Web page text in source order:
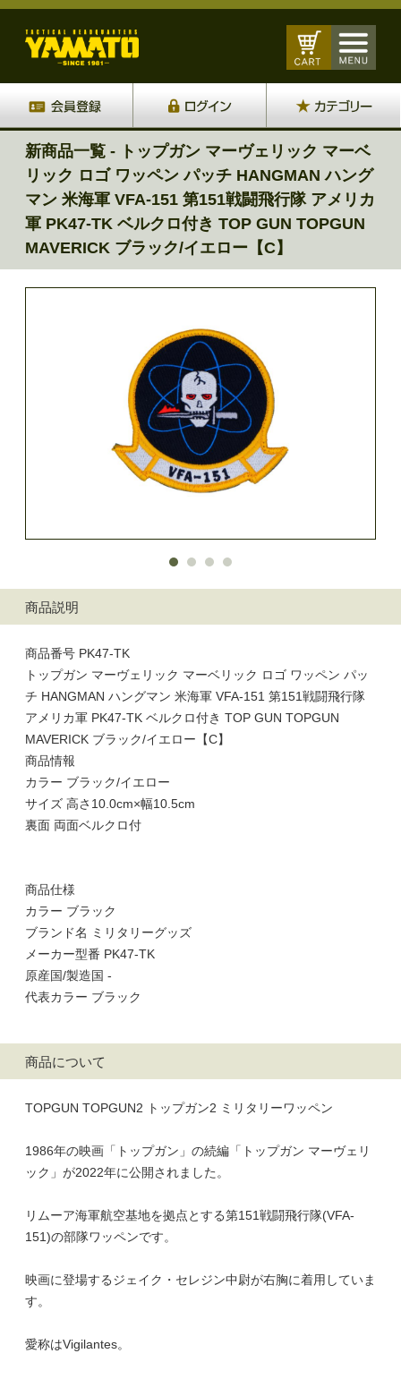
新商品一覧 - トップガン マーヴェリック マーベ
リック ロゴ ワッペン パッチ HANGMAN ハング
マン 米海軍 VFA-151 第151戦闘飛行隊 アメリカ
軍 PK47-TK ベルクロ付き TOP GUN TOPGUN
MAVERICK ブラック/イエロー【C】
商品説明
商品番号 PK47-TK
トップガン マーヴェリック マーベリック ロゴ ワッペン パッ
チ HANGMAN ハングマン 米海軍 VFA-151 第151戦闘飛行隊
アメリカ軍 PK47-TK ベルクロ付き TOP GUN TOPGUN
MAVERICK ブラック/イエロー【C】
商品情報
カラー ブラック/イエロー
サイズ 高さ10.0cm×幅10.5cm
裏面 両面ベルクロ付
商品仕様
カラー ブラック
ブランド名 ミリタリーグッズ
メーカー型番 PK47-TK
原産国/製造国 -
代表カラー ブラック
商品について
TOPGUN TOPGUN2 トップガン2 ミリタリーワッペン
1986年の映画「トップガン」の続編「トップガン マーヴェリ
ック」が2022年に公開されました。
リムーア海軍航空基地を拠点とする第151戦闘飛行隊(VFA-
151)の部隊ワッペンです。
映画に登場するジェイク・セレジン中尉が右胸に着用していま
す。
愛称はVigilantes。